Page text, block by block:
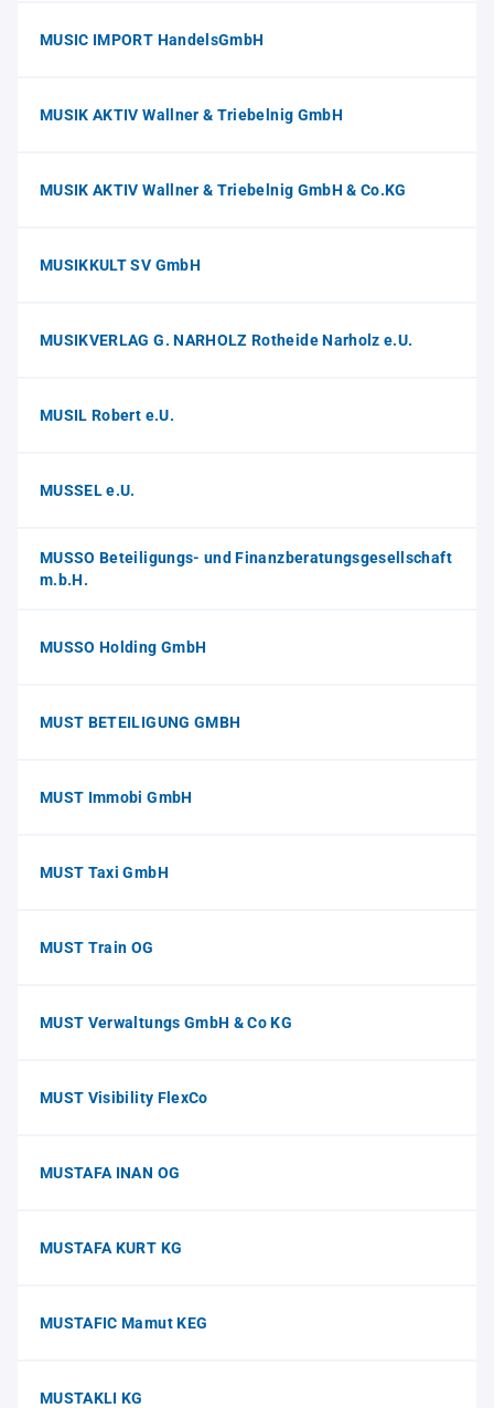
MUSIC IMPORT HandelsGmbH
MUSIK AKTIV Wallner & Triebelnig GmbH
MUSIK AKTIV Wallner & Triebelnig GmbH & Co.KG
MUSIKKULT SV GmbH
MUSIKVERLAG G. NARHOLZ Rotheide Narholz e.U.
MUSIL Robert e.U.
MUSSEL e.U.
MUSSO Beteiligungs- und Finanzberatungsgesellschaft
m.b.H.
MUSSO Holding GmbH
MUST BETEILIGUNG GMBH
MUST Immobi GmbH
MUST Taxi GmbH
MUST Train OG
MUST Verwaltungs GmbH & Co KG
MUST Visibility FlexCo
MUSTAFA INAN OG
MUSTAFA KURT KG
MUSTAFIC Mamut KEG
MUSTAKLI KG